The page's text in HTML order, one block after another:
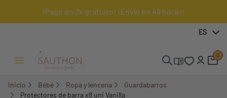
¡Pago en 3x gratuito! ¡Envío en 48 horas!
ES
Menú Abrir/Cerrar
0
Inicio Bébé Ropa y lencería
Guardabarros
Protectores de barra x8 uni Vanilla
-14,99%